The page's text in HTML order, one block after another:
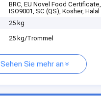
BRC, EU Novel Food Certificate,
ISO9001, SC (QS), Kosher, Halal
25 kg
25 kg/Trommel
Sehen Sie mehr an